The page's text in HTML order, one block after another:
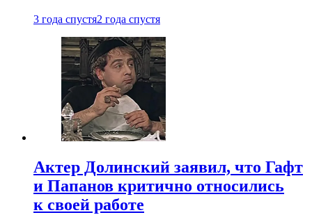
3 года спустя2 года спустя
Актер Долинский заявил, что Гафт
и Папанов критично относились
к своей работе